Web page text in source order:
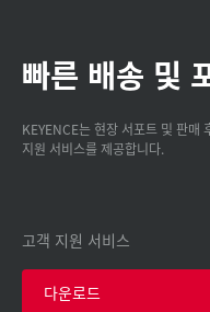
빠른 배송 및
KEYENCE는 현장 서포트 및 판매
지원 서비스를 제공합니다.
고객 지원 서비스
다운로드